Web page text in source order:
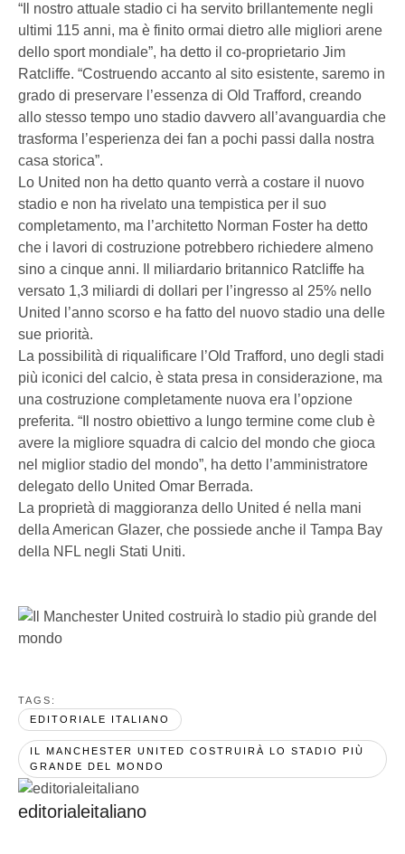
“Il nostro attuale stadio ci ha servito brillantemente negli
ultimi 115 anni, ma è finito ormai dietro alle migliori arene
dello sport mondiale”, ha detto il co-proprietario Jim
Ratcliffe. “Costruendo accanto al sito esistente, saremo in
grado di preservare l’essenza di Old Trafford, creando
allo stesso tempo uno stadio davvero all’avanguardia che
trasforma l’esperienza dei fan a pochi passi dalla nostra
casa storica”.
Lo United non ha detto quanto verrà a costare il nuovo
stadio e non ha rivelato una tempistica per il suo
completamento, ma l’architetto Norman Foster ha detto
che i lavori di costruzione potrebbero richiedere almeno
sino a cinque anni. Il miliardario britannico Ratcliffe ha
versato 1,3 miliardi di dollari per l’ingresso al 25% nello
United l’anno scorso e ha fatto del nuovo stadio una delle
sue priorità.
La possibilità di riqualificare l’Old Trafford, uno degli stadi
più iconici del calcio, è stata presa in considerazione, ma
una costruzione completamente nuova era l’opzione
preferita. “Il nostro obiettivo a lungo termine come club è
avere la migliore squadra di calcio del mondo che gioca
nel miglior stadio del mondo”, ha detto l’amministratore
delegato dello United Omar Berrada.
La proprietà di maggioranza dello United é nella mani
della American Glazer, che possiede anche il Tampa Bay
della NFL negli Stati Uniti.
TAGS:
EDITORIALE ITALIANO
IL MANCHESTER UNITED COSTRUIRÀ LO STADIO PIÙ
GRANDE DEL MONDO
editorialeitaliano